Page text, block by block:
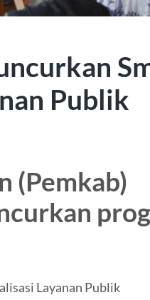
Publik
(Pemkab)
Layanan Publik